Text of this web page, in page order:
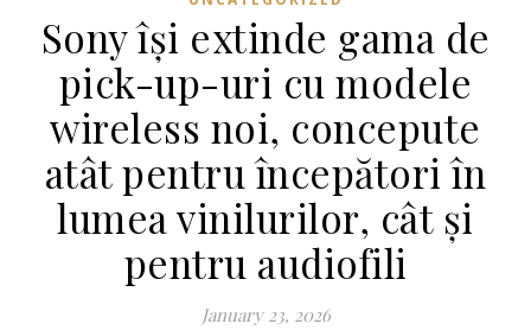
Sony își extinde gama de
pick-up-uri cu modele
wireless noi, concepute
atât pentru începători în
lumea vinilurilor, cât și
pentru audiofili
January 23, 2026